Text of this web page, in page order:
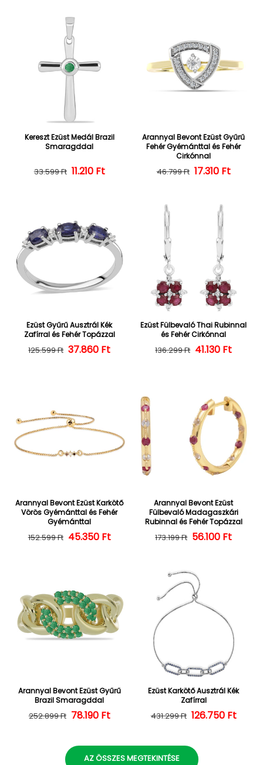
Kereszt Ezüst Medál Brazil
Smaragddal
Normál ár
33.599 Ft Kedvezményes ár
11.210 Ft
Arannyal Bevont Ezüst Gyűrű
Fehér Gyémánttal és Fehér
Cirkónnal
Normál ár
46.799 Ft 17.310 Ft
Ezüst Gyűrű Ausztrál Kék
Zafírral és Fehér Topázzal
Normál ár
125.599 Ft Kedvezményes ár
37.860 Ft
Ezüst Fülbevaló Thai Rubinnal
és Fehér Cirkónnal
Normál ár
136.299 Ft 41.130 Ft
Arannyal Bevont Ezüst Karkötő
Vörös Gyémánttal és Fehér
Gyémánttal
Normál ár
152.599 Ft Kedvezményes ár
45.350 Ft
Arannyal Bevont Ezüst
Fülbevaló Madagaszkári
Rubinnal és Fehér Topázzal
Normál ár
173.199 Ft 56.100 Ft
Arannyal Bevont Ezüst Gyűrű
Brazil Smaragddal
Normál ár
252.899 Ft Kedvezményes ár
78.190 Ft
Ezüst Karkötő Ausztrál Kék
Zafírral
Normál ár
431.299 Ft 126.750 Ft
AZ ÖSSZES MEGTEKINTÉSE